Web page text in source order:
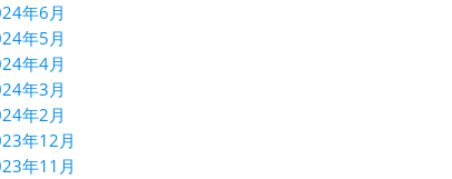
年6月
年5月
年4月
年3月
年2月
年12月
年11月